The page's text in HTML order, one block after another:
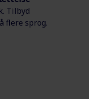
Tilbyd
flere sprog.